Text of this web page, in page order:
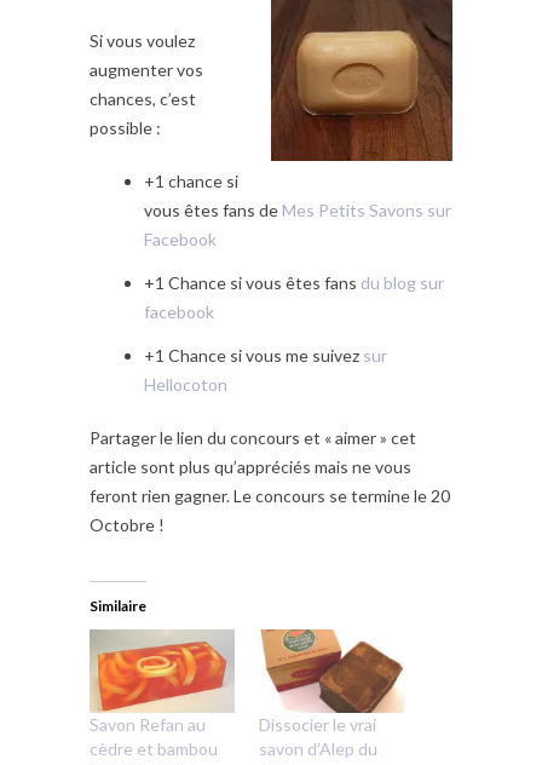
Si vous voulez
augmenter vos
chances, c’est
possible :
+1 chance si
vous êtes fans de Mes Petits Savons sur
Facebook
+1 Chance si vous êtes fans du blog sur
facebook
+1 Chance si vous me suivez sur
Hellocoton
Partager le lien du concours et « aimer » cet
article sont plus qu’appréciés mais ne vous
feront rien gagner. Le concours se termine le 20
Octobre !
Similaire
Savon Refan au
cèdre et bambou
Dissocier le vrai
savon d’Alep du